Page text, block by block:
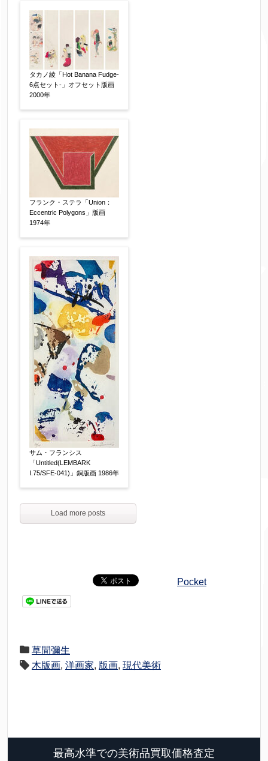
タカノ綾「Hot Banana Fudge-
6点セット-」オフセット版画
2000年
フランク・ステラ「Union：
Eccentric Polygons」版画
1974年
サム・フランシス
「Untitled(LEMBARK
I.75/SFE-041)」銅版画 1986年
Load more posts
Pocket
草間彌生
木版画, 洋画家, 版画, 現代美術
最高水準での美術品買取価格査定